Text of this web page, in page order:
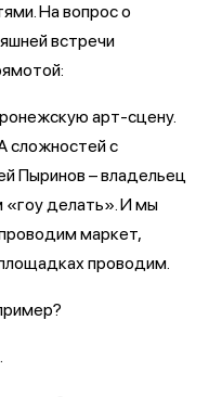
На вопрос о
встречи
арт-сцену.
сложностей с
Пыринов – владельец
«гоу делать». И мы
маркет,
проводим.